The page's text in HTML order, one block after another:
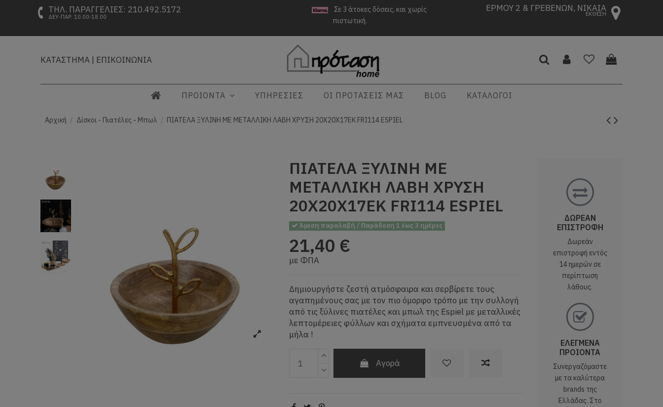
ΤΗΛ. ΠΑΡΑΓΓΕΛΙΕΣ: 210.492.5172
ΔΕΥ-ΠΑΡ: 10.00-18.00
Σε 3 άτοκες δόσεις, και χωρίς
πιστωτική.
ΕΡΜΟΥ 2 & ΓΡΕΒΕΝΩΝ, ΝΙΚΑΙΑ
ΕΚΘΕΣΗ
ΚΑΤΑΣΤΗΜΑ | ΕΠΙΚΟΙΝΩΝΙΑ
ΠΡΟΙΟΝΤΑ ΥΠΗΡΕΣΙΕΣ ΟΙ ΠΡΟΤΑΣΕΙΣ ΜΑΣ BLOG ΚΑΤΑΛΟΓΟΙ
Αρχική Δίσκοι - Πιατέλες - Μπωλ ΠΙΑΤΕΛΑ ΞΥΛINH ΜΕ ΜΕΤΑΛΛΙΚΗ ΛΑΒΗ ΧΡΥΣΗ 20Χ20Χ17ΕΚ FRI114 ESPIEL
ΠΙΑΤΕΛΑ ΞΥΛINH ΜΕ
ΜΕΤΑΛΛΙΚΗ ΛΑΒΗ ΧΡΥΣΗ
20Χ20Χ17ΕΚ FRI114 ESPIEL
Άμεση παραλαβή / Παράδοση 1 έως 3 ημέρες
21,40 €
με ΦΠΑ
Δημιουργήστε ζεστή ατμόσφαιρα και σερβίρετε τους
αγαπημένους σας με τον πιο όμορφο τρόπο με την συλλογή
από τις ξύλινες πιατέλες και μπωλ της Espiel με μεταλλικές
λεπτομέρειες φύλλων και σχήματα εμπνευσμένα από τα
μήλα !
Αγορά
ΔΩΡΕΑΝ
ΕΠΙΣΤΡΟΦΗ
Δωρεάν
επιστροφή εντός
14 ημερών σε
περίπτωση
λάθους.
ΕΛΕΓΜΕΝΑ
ΠΡΟΙΟΝΤΑ
Συνεργαζόμαστε
με τα καλύτερα
brands της
Ελλάδας. Στο